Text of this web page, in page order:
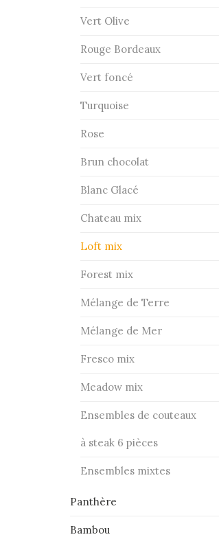
Vert Olive
Rouge Bordeaux
Vert foncé
Turquoise
Rose
Brun chocolat
Blanc Glacé
Chateau mix
Loft mix
Forest mix
Mélange de Terre
Mélange de Mer
Fresco mix
Meadow mix
Ensembles de couteaux
à steak 6 pièces
Ensembles mixtes
Panthère
Bambou